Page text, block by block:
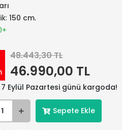
150 cm.
48.443,30 TL
46.990,00 TL
7 Eylül Pazartesi günü kargoda!
Sepete Ekle